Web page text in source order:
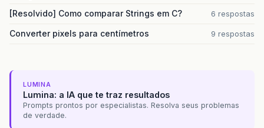
[Resolvido] Como comparar Strings em C? 6 respostas
Converter pixels para centímetros 9 respostas
LUMINA
Lumina: a IA que te traz resultados
Prompts prontos por especialistas. Resolva seus problemas
de verdade.